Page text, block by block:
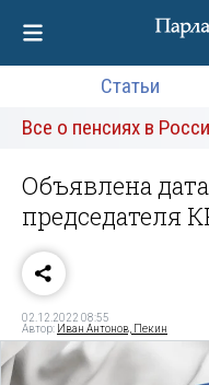
Статьи
Все о пенсиях в
Объявлена
председателя
02.12.2022 08:55
Автор: Иван Антонов, Пекин